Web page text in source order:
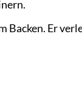
Backen. Er